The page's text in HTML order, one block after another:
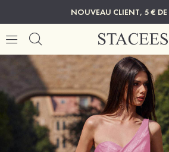
NOUVEAU CLIENT, 5 € DE